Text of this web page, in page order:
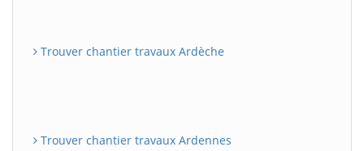
Trouver chantier travaux Ardèche
Trouver chantier travaux Ardennes